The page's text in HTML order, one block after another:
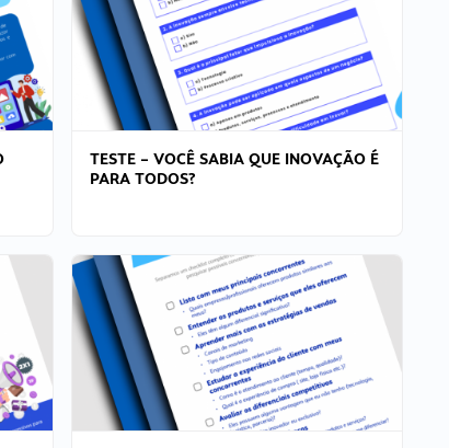
TESTE – VOCÊ SABIA QUE INOVAÇÃO É
PARA TODOS?